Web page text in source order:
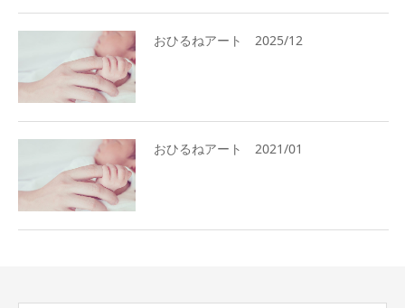
おひるねアート 2025/12
おひるねアート 2021/01